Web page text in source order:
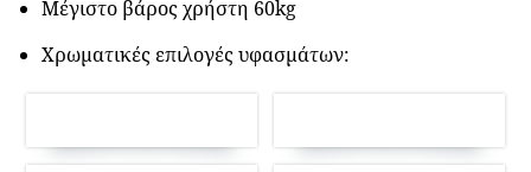
Μέγιστο βάρος χρήστη 60kg
Χρωματικές επιλογές υφασμάτων: